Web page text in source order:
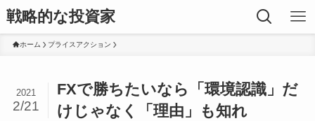
戦略的な投資家
ホーム プライスアクション
FXで勝ちたいなら「環境認識」だ
けじゃなく「理由」も知れ
2021
2/21